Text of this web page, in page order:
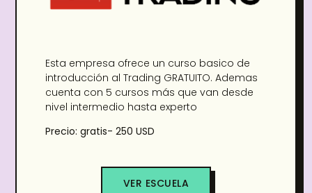
Esta empresa ofrece un curso basico de
introducción al Trading GRATUITO. Ademas
cuenta con 5 cursos más que van desde
nivel intermedio hasta experto
Precio: gratis- 250 USD
VER ESCUELA